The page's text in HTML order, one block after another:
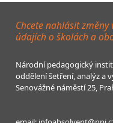
Chcete nahlásit změny
údajích o školách a
Národní pedagogický
oddělení šetření, analýz a
Senovážné náměstí 25,